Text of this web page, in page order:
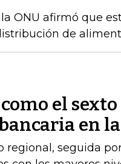
ONU afirmó que
de
el
en
seguida